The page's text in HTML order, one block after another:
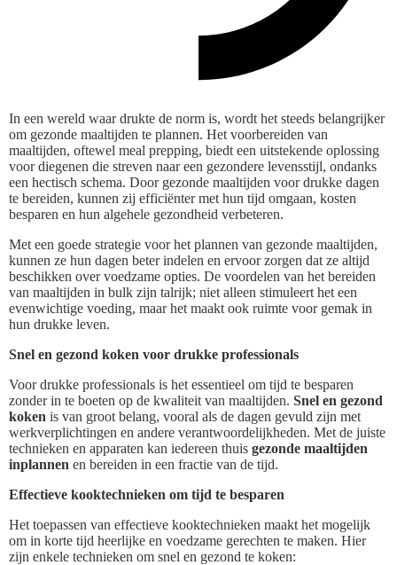
In een wereld waar drukte de norm is, wordt het steeds belangrijker
om gezonde maaltijden te plannen. Het voorbereiden van
maaltijden, oftewel meal prepping, biedt een uitstekende oplossing
voor diegenen die streven naar een gezondere levensstijl, ondanks
een hectisch schema. Door gezonde maaltijden voor drukke dagen
te bereiden, kunnen zij efficiënter met hun tijd omgaan, kosten
besparen en hun algehele gezondheid verbeteren.
Met een goede strategie voor het plannen van gezonde maaltijden,
kunnen ze hun dagen beter indelen en ervoor zorgen dat ze altijd
beschikken over voedzame opties. De voordelen van het bereiden
van maaltijden in bulk zijn talrijk; niet alleen stimuleert het een
evenwichtige voeding, maar het maakt ook ruimte voor gemak in
hun drukke leven.
Snel en gezond koken voor drukke professionals
Voor drukke professionals is het essentieel om tijd te besparen
zonder in te boeten op de kwaliteit van maaltijden. Snel en gezond
koken is van groot belang, vooral als de dagen gevuld zijn met
werkverplichtingen en andere verantwoordelijkheden. Met de juiste
technieken en apparaten kan iedereen thuis gezonde maaltijden
inplannen en bereiden in een fractie van de tijd.
Effectieve kooktechnieken om tijd te besparen
Het toepassen van effectieve kooktechnieken maakt het mogelijk
om in korte tijd heerlijke en voedzame gerechten te maken. Hier
zijn enkele technieken om snel en gezond te koken: